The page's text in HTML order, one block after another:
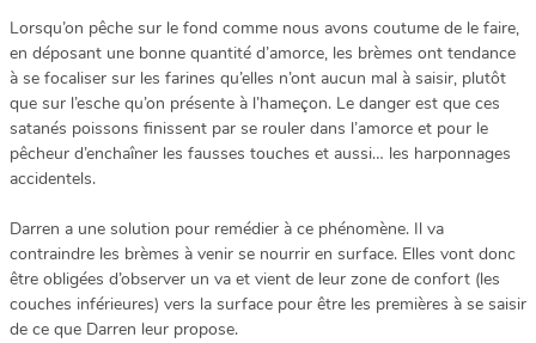
Lorsqu’on pêche sur le fond comme nous avons coutume de le faire,
en déposant une bonne quantité d’amorce, les brèmes ont tendance
à se focaliser sur les farines qu’elles n’ont aucun mal à saisir, plutôt
que sur l’esche qu’on présente à l’hameçon. Le danger est que ces
satanés poissons finissent par se rouler dans l’amorce et pour le
pêcheur d’enchaîner les fausses touches et aussi… les harponnages
accidentels.
Darren a une solution pour remédier à ce phénomène. Il va
contraindre les brèmes à venir se nourrir en surface. Elles vont donc
être obligées d’observer un va et vient de leur zone de confort (les
couches inférieures) vers la surface pour être les premières à se saisir
de ce que Darren leur propose.